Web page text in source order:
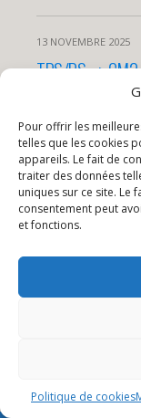
Pour offrir les
telles que les cookies
appareils. Le fait de
traiter des données
uniques sur ce site. Le
consentement peut
et fonctions.
Politique de cookies
13 NOVEMBRE 2025
TPS/PS –> CM2
3 NOVEMBRE 2025
PPI 4/5
Charger Des